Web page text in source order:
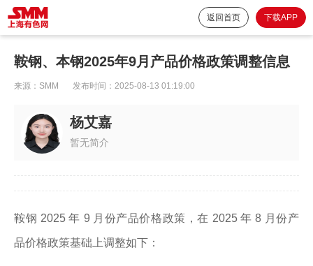
返回首页 下载APP
鞍钢、本钢2025年9月产品价格政策调整信息
来源： SMM 发布时间： 2025-08-13 01:19:00
杨艾嘉
暂无简介
鞍钢 2025 年 9 月份产品价格政策，在 2025 年 8 月份产
品价格政策基础上调整如下：